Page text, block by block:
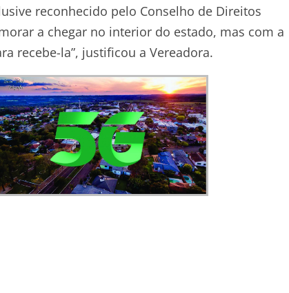
reconhecido pelo Conselho de Direitos
a chegar no interior do estado, mas com a
recebe-la”, justificou a Vereadora.